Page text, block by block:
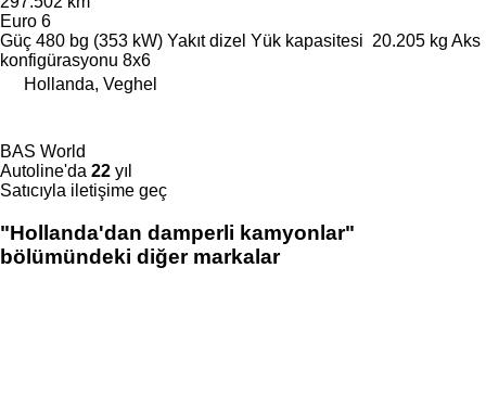
Euro 6
Güç 480 bg (353 kW) Yakıt dizel Yük kapasitesi 20.205 kg Aks
konfigürasyonu 8x6
Hollanda, Veghel
BAS World
Autoline'da 22 yıl
Satıcıyla iletişime geç
"Hollanda'dan damperli kamyonlar"
bölümündeki diğer markalar